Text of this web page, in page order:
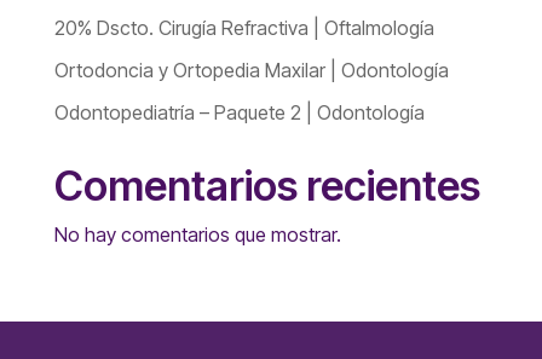
20% Dscto. Cirugía Refractiva | Oftalmología
Ortodoncia y Ortopedia Maxilar | Odontología
Odontopediatría – Paquete 2 | Odontología
Comentarios recientes
No hay comentarios que mostrar.